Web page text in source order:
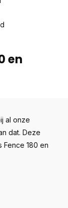
en
al onze
dat. Deze
Fence 180 en